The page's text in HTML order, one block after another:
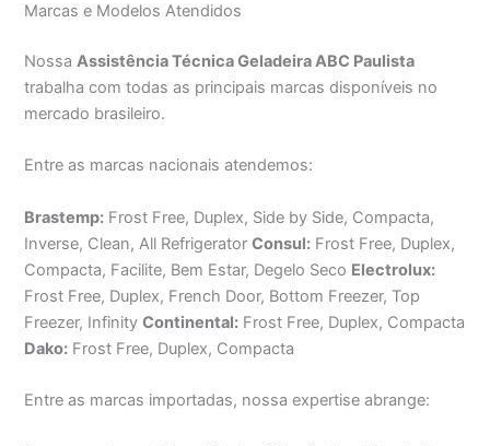
Marcas e Modelos Atendidos
NossaAssistência Técnica Geladeira ABC Paulista
trabalha com todas as principais marcas disponíveis no
mercado brasileiro.
Entre as marcas nacionais atendemos:
Brastemp: Frost Free, Duplex, Side by Side, Compacta,
Inverse, Clean, All RefrigeratorConsul: Frost Free, Duplex,
Compacta, Facilite, Bem Estar, Degelo Seco Electrolux:
Frost Free, Duplex, French Door, Bottom Freezer, Top
Freezer, InfinityContinental: Frost Free, Duplex, Compacta
Dako: Frost Free, Duplex, Compacta
Entre as marcas importadas, nossa expertise abrange: